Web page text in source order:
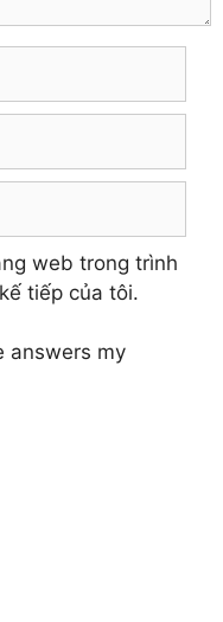
Vĩnh Phúc
web trong trình
tiếp của tôi.
answers my